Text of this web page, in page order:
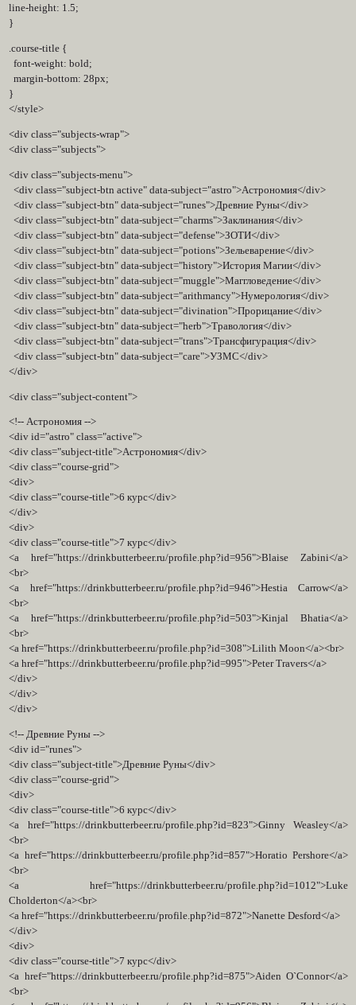
line-height: 1.5;
}
.course-title {
font-weight: bold;
margin-bottom: 28px;
}
</style>
<div class="subjects-wrap">
<div class="subjects">
<div class="subjects-menu">
<div class="subject-btn active" data-subject="astro">Астрономия</div>
<div class="subject-btn" data-subject="runes">Древние Руны</div>
<div class="subject-btn" data-subject="charms">Заклинания</div>
<div class="subject-btn" data-subject="defense">ЗОТИ</div>
<div class="subject-btn" data-subject="potions">Зельеварение</div>
<div class="subject-btn" data-subject="history">История Магии</div>
<div class="subject-btn" data-subject="muggle">Маггловедение</div>
<div class="subject-btn" data-subject="arithmancy">Нумерология</div>
<div class="subject-btn" data-subject="divination">Прорицание</div>
<div class="subject-btn" data-subject="herb">Травология</div>
<div class="subject-btn" data-subject="trans">Трансфигурация</div>
<div class="subject-btn" data-subject="care">УЗМС</div>
</div>
<div class="subject-content">
<!-- Астрономия -->
<div id="astro" class="active">
<div class="subject-title">Астрономия</div>
<div class="course-grid">
<div>
<div class="course-title">6 курс</div>
</div>
<div>
<div class="course-title">7 курс</div>
<a href="https://drinkbutterbeer.ru/profile.php?id=956">Blaise Zabini</a>
<br>
<a href="https://drinkbutterbeer.ru/profile.php?id=946">Hestia Carrow</a>
<br>
<a href="https://drinkbutterbeer.ru/profile.php?id=503">Kinjal Bhatia</a>
<br>
<a href="https://drinkbutterbeer.ru/profile.php?id=308">Lilith Moon</a><br>
<a href="https://drinkbutterbeer.ru/profile.php?id=995">Peter Travers</a>
</div>
</div>
</div>
<!-- Древние Руны -->
<div id="runes">
<div class="subject-title">Древние Руны</div>
<div class="course-grid">
<div>
<div class="course-title">6 курс</div>
<a href="https://drinkbutterbeer.ru/profile.php?id=823">Ginny Weasley</a>
<br>
<a href="https://drinkbutterbeer.ru/profile.php?id=857">Horatio Pershore</a>
<br>
<a href="https://drinkbutterbeer.ru/profile.php?id=1012">Luke
Cholderton</a><br>
<a href="https://drinkbutterbeer.ru/profile.php?id=872">Nanette Desford</a>
</div>
<div>
<div class="course-title">7 курс</div>
<a href="https://drinkbutterbeer.ru/profile.php?id=875">Aiden O`Connor</a>
<br>